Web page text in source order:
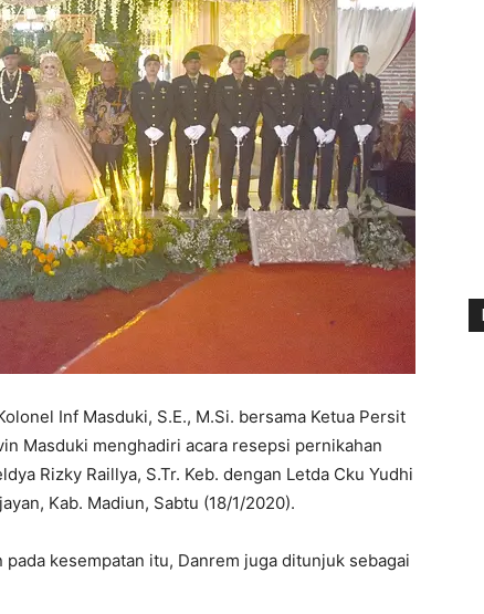
Inf Masduki, S.E., M.Si. bersama Ketua Persit
Masduki menghadiri acara resepsi pernikahan
Rizky Raillya, S.Tr. Keb. dengan Letda Cku Yudhi
Kab. Madiun, Sabtu (18/1/2020).
kesempatan itu, Danrem juga ditunjuk sebagai